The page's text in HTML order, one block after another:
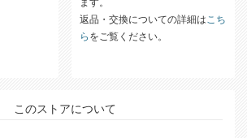
ます。
返品・交換についての詳細はこち
ら をご覧ください。
このストアについて